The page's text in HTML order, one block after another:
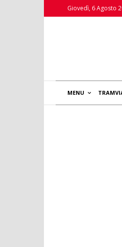
Giovedì, 6 Agosto
MENU